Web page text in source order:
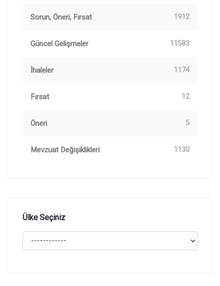
Sorun, Öneri, Fırsat 1912
Güncel Gelişmeler 11583
İhaleler 1174
Fırsat 12
Öneri 5
Mevzuat Değişiklikleri 1130
Ülke Seçiniz